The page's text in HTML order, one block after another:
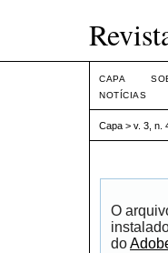
CAPA
NOTÍCIAS
Capa > v. 3, n.
O
do